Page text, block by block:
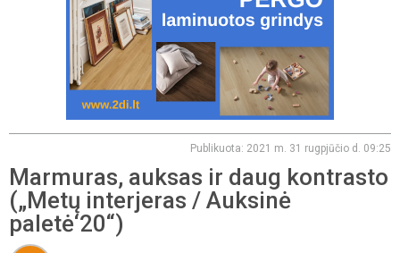
Publikuota: 2021 m. 31 rugpjūčio d. 09:25
Marmuras, auksas ir daug kontrasto
(„Metų interjeras / Auksinė
paletė‘20“)